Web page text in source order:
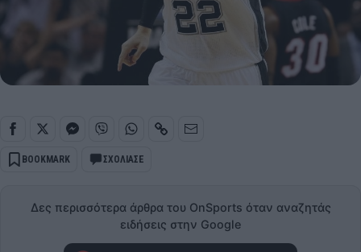
BOOKMARK ΣΧΟΛΙΑΣΕ
Δες περισσότερα άρθρα του OnSports όταν αναζητάς
ειδήσεις στην Google